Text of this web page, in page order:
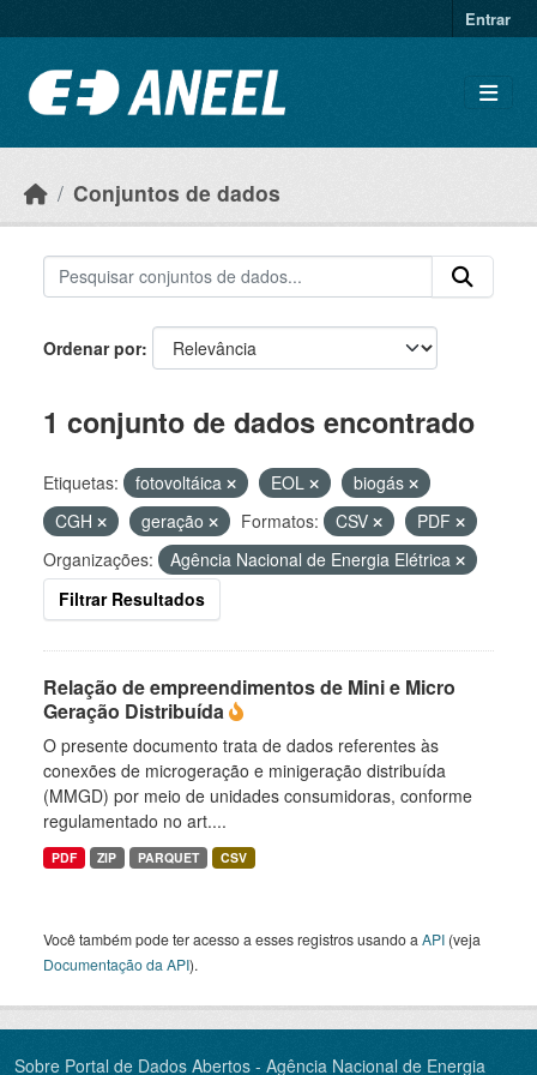
Entrar
Conjuntos de dados
Ordenar por
1 conjunto de dados encontrado
Etiquetas: fotovoltáica EOL
biogás
CGH
geração Formatos: CSV
PDF
Organizações:
Agência Nacional de Energia Elétrica
Filtrar Resultados
Relação de empreendimentos de Mini e Micro
Geração Distribuída
O presente documento trata de dados referentes às
conexões de microgeração e minigeração distribuída
(MMGD) por meio de unidades consumidoras, conforme
regulamentado no art....
PDF ZIP PARQUET CSV
Você também pode ter acesso a esses registros usando a API (veja
Documentação da API).
Sobre Portal de Dados Abertos - Agência Nacional de Energia